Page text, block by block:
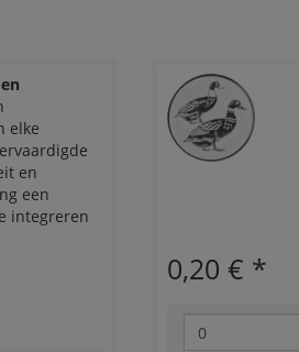
elke
en
een
integreren
0,20 € *